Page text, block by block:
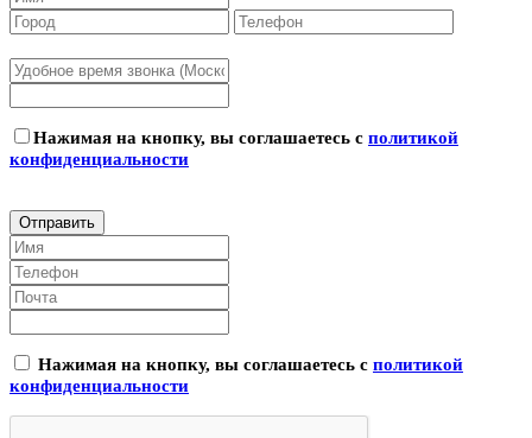
Нажимая на кнопку, вы соглашаетесь с политикой
конфиденциальности
Нажимая на кнопку, вы соглашаетесь с политикой
конфиденциальности